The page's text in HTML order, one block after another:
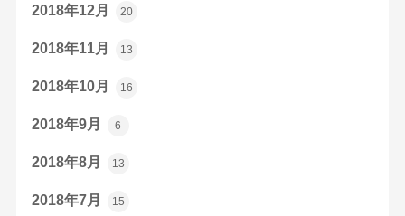
2018年12月 20
2018年11月 13
2018年10月 16
2018年9月 6
2018年8月 13
2018年7月 15